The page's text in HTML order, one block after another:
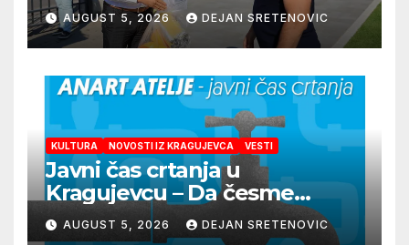
AUGUST 5, 2026 DEJAN SRETENOVIC
KULTURA NOVOSTI IZ KRAGUJEVCA VESTI
Javni čas crtanja u
Kragujevcu – Da česme
zažive
AUGUST 5, 2026 DEJAN SRETENOVIC